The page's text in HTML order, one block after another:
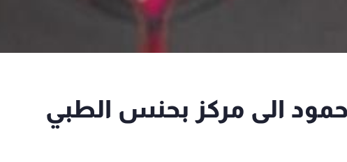
الى مركز بحنس الطبي